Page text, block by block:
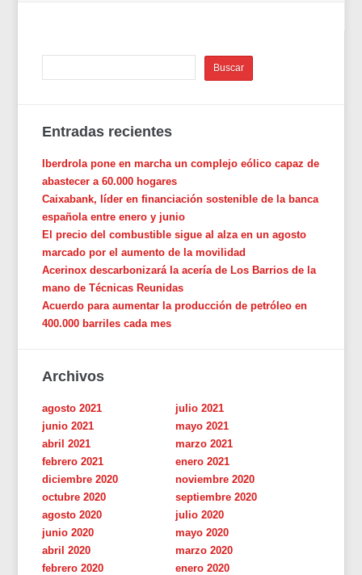
Entradas recientes
Iberdrola pone en marcha un complejo eólico capaz de
abastecer a 60.000 hogares
Caixabank, líder en financiación sostenible de la banca
española entre enero y junio
El precio del combustible sigue al alza en un agosto
marcado por el aumento de la movilidad
Acerinox descarbonizará la acería de Los Barrios de la
mano de Técnicas Reunidas
Acuerdo para aumentar la producción de petróleo en
400.000 barriles cada mes
Archivos
agosto 2021
julio 2021
junio 2021
mayo 2021
abril 2021
marzo 2021
febrero 2021
enero 2021
diciembre 2020
noviembre 2020
octubre 2020
septiembre 2020
agosto 2020
julio 2020
junio 2020
mayo 2020
abril 2020
marzo 2020
febrero 2020
enero 2020